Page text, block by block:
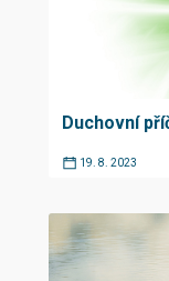
Duchovní
19. 8. 2023